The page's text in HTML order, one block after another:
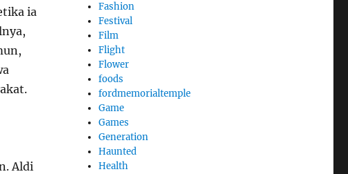
ia
Aldi
Fashion
Festival
Film
Flight
Flower
foods
fordmemorialtemple
Game
Games
Generation
Haunted
Health